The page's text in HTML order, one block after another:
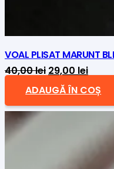
VOAL PLISAT MARUNT
40,00lei Prețul
inițial
a
29,00 leiPrețul
curent
este:
ADAUGĂ ÎN COȘ